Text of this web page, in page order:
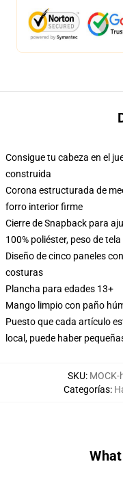
Consigue tu cabeza en el
construida
Corona estructurada de
forro interior firme
Cierre de Snapback para
100% poliéster, peso de
Diseño de cinco paneles
costuras
Plancha para edades 13+
Mango limpio con paño
Puesto que cada artículo
local, puede haber
SKU:
Categorías: